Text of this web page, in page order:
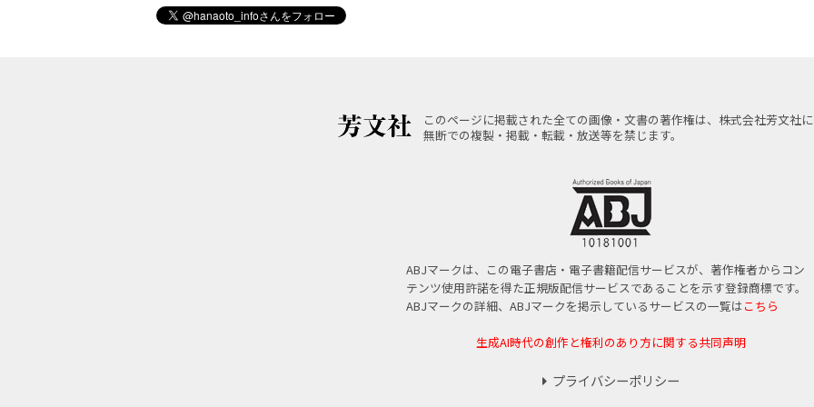
このページに掲載された全ての画像・文書の著作権は、株式会社芳文社に
無断での複製・掲載・転載・放送等を禁じます。
ABJマークは、この電子書店・電子書籍配信サービスが、著作権者からコン
テンツ使用許諾を得た正規版配信サービスであることを示す登録商標です。
ABJマークの詳細、ABJマークを掲示しているサービスの一覧はこちら
生成AI時代の創作と権利のあり方に関する共同声明
プライバシーポリシー